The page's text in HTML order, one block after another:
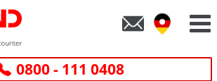
0800 - 111 0408